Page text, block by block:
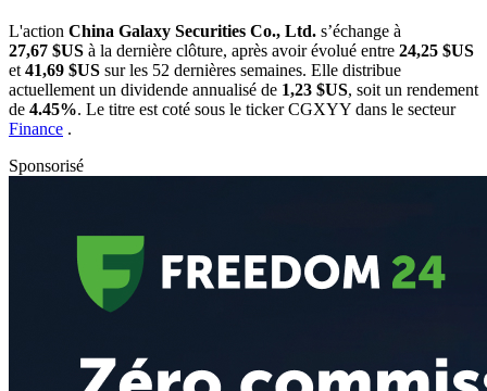
L'action China Galaxy Securities Co., Ltd. s’échange à
27,67 $US à la dernière clôture, après avoir évolué entre 24,25 $US
et 41,69 $US sur les 52 dernières semaines. Elle distribue
actuellement un dividende annualisé de 1,23 $US, soit un rendement
de 4.45%. Le titre est coté sous le tickerCGXYY dans le secteur
Finance .
Sponsorisé